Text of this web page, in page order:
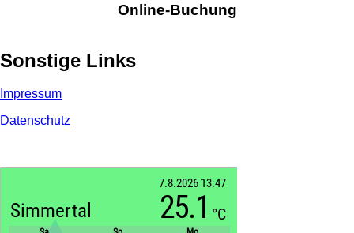
Online-Buchung
Sonstige Links
Impressum
Datenschutz